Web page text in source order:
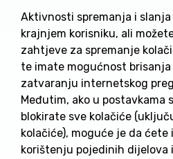
Aktivnosti spremanja i
krajnjem korisniku, ali
zahtjeve za spremanje
te imate mogućnost brisanja
zatvaranju internetskog
Međutim, ako u postavkama
blokirate sve kolačiće
kolačiće), moguće je da
korištenju pojedinih